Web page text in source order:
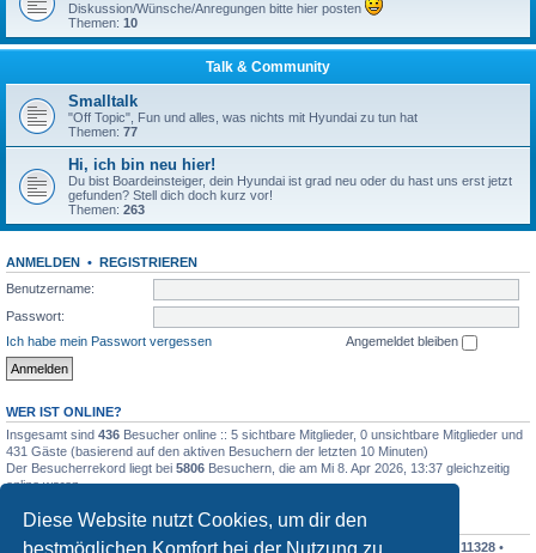
Diese Website nutzt Cookies, um dir den
bestmöglichen Komfort bei der Nutzung zu
Diskussion/Wünsche/Anregungen bitte hier posten
Themen: 10
Talk & Community
Smalltalk
"Off Topic", Fun und alles, was nichts mit Hyundai zu tun hat
Themen: 77
Hi, ich bin neu hier!
Du bist Boardeinsteiger, dein Hyundai ist grad neu oder du hast uns erst jetzt
gefunden? Stell dich doch kurz vor!
Themen: 263
ANMELDEN • REGISTRIEREN
Benutzername:
Passwort:
Ich habe mein Passwort vergessen
Angemeldet bleiben
WER IST ONLINE?
Insgesamt sind 436 Besucher online :: 5 sichtbare Mitglieder, 0 unsichtbare Mitglieder und
431 Gäste (basierend auf den aktiven Besuchern der letzten 10 Minuten)
Der Besucherrekord liegt bei 5806 Besuchern, die am Mi 8. Apr 2026, 13:37 gleichzeitig
online waren.
STATISTIK
Beiträge insgesamt342543• Themen insgesamt30366• Mitglieder insgesamt 11328 •